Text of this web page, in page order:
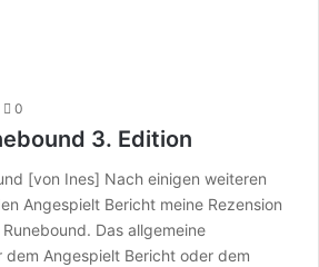
0
3. Edition
[von Ines] Nach einigen weiteren
Angespielt Bericht meine Rezension
Das allgemeine
Angespielt Bericht oder dem